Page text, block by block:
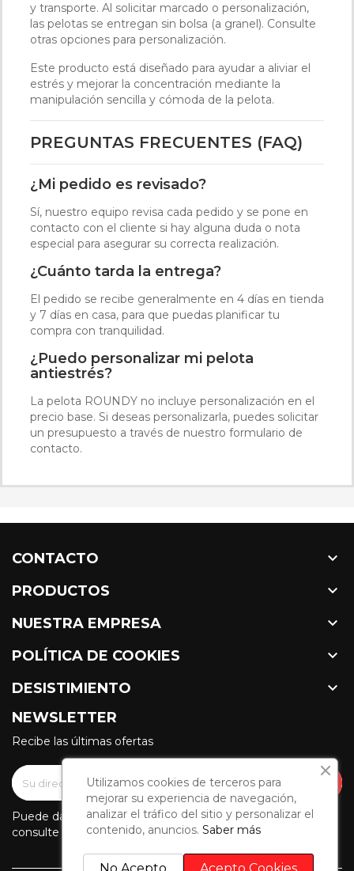
y transporte. Al solicitar marcado o personalización,
las pelotas se entregan sin bolsa (a granel). Consulte
otras opciones para personalización.
Este producto está diseñado para ayudar a aliviar el
estrés y mejorar la concentración mediante la
manipulación sencilla y cómoda de la pelota.
PREGUNTAS FRECUENTES (FAQ)
¿Mi pedido es revisado?
Sí, nuestro equipo revisa cada pedido y se pone en
contacto con el cliente si hay alguna duda o nota
especial para asegurar su correcta realización.
¿Cuánto tarda la entrega?
El pedido se recibe generalmente en 4 días en tienda
y 7 días en casa, para que puedas planificar tu
compra con tranquilidad.
¿Puedo personalizar mi pelota
antiestrés?
La pelota ROUNDY no incluye personalización en el
precio base. Si deseas personalizarla, puedes solicitar
un presupuesto a través de nuestro formulario de
contacto.
CONTACTO 
PRODUCTOS 
NUESTRA EMPRESA 
POLÍTICA DE COOKIES 
DESISTIMIENTO 
NEWSLETTER
Recibe las últimas ofertas
Puede darse de baja en cualquier momento. Para ello,
consulte nuestra información de contacto en el aviso legal.
Utilizamos cookies de terceros para
mejorar su experiencia de navegación,
analizar el tráfico del sitio y personalizar el
contenido, anuncios. Saber más